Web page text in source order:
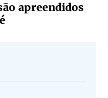
apreendidos